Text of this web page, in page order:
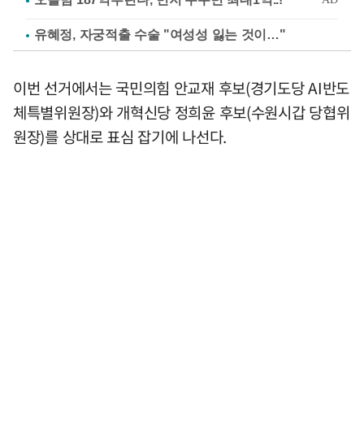
유혜정, 자궁적출 수술 "여성성 잃는 것이…"
이번 선거에서는 국민의힘 안교재 후보(경기도당 AI반도
체특별위원장)와 개혁신당 정희윤 후보(수원시갑 당협위
원장)를 상대로 표심 잡기에 나선다.